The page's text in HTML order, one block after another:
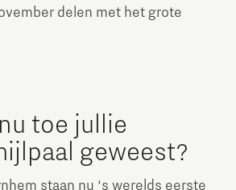
delen met het grote
toe jullie
geweest?
staan nu ‘s werelds eerste